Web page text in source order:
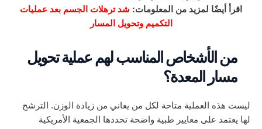
اقرأ أيضًا لمزيد من المعلومات: شد ترهلات الجسم بعد عمليات
التكميم وتحويل المسار
من الأشخاص المناسب لهم عملية تحويل
مسار المعدة؟
ليست هذه العملية متاحة لكل من يعاني من زيادة الوزن. الترشح
لها يعتمد على معايير طبية واضحة تحددها الجمعية الأمريكية